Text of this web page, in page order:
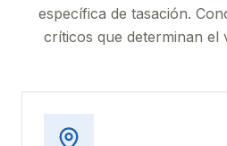
específica de tasación.
críticos que determinan el